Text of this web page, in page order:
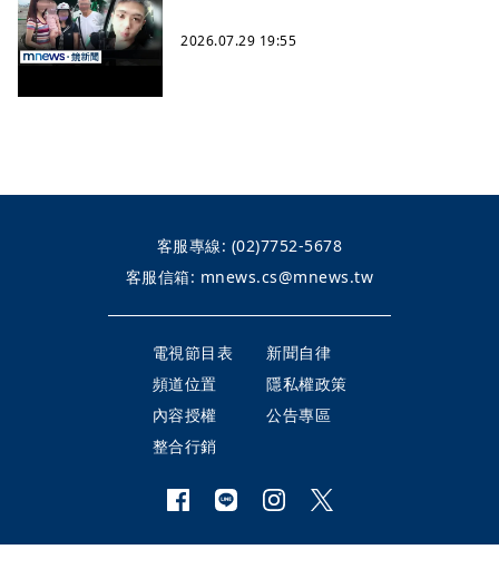
2026.07.29 19:55
客服專線: (02)7752-5678
客服信箱: mnews.cs@mnews.tw
電視節目表
新聞自律
頻道位置
隱私權政策
內容授權
公告專區
整合行銷